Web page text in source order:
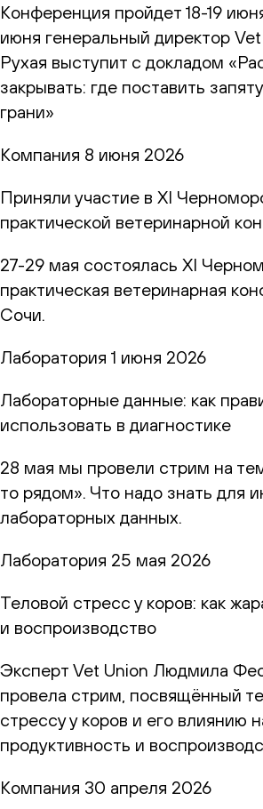
Конференция пройдет 18-19
июня генеральный директор
Рухая выступит с докладом
закрывать: где поставить
грани»
Компания 8 июня 2026
Приняли участие в XI
практической ветеринарной
27-29 мая состоялась XI
практическая ветеринарная
Сочи.
Лаборатория 1 июня 2026
Лабораторные данные: как
использовать в диагностике
28 мая мы провели стрим на
то рядом». Что надо знать для
лабораторных данных.
Лаборатория 25 мая 2026
Теловой стресс у коров: как
и воспроизводство
Эксперт Vet Union Людмила
провела стрим, посвящённый
стрессу у коров и его влиянию
продуктивность и
Компания 30 апреля 2026